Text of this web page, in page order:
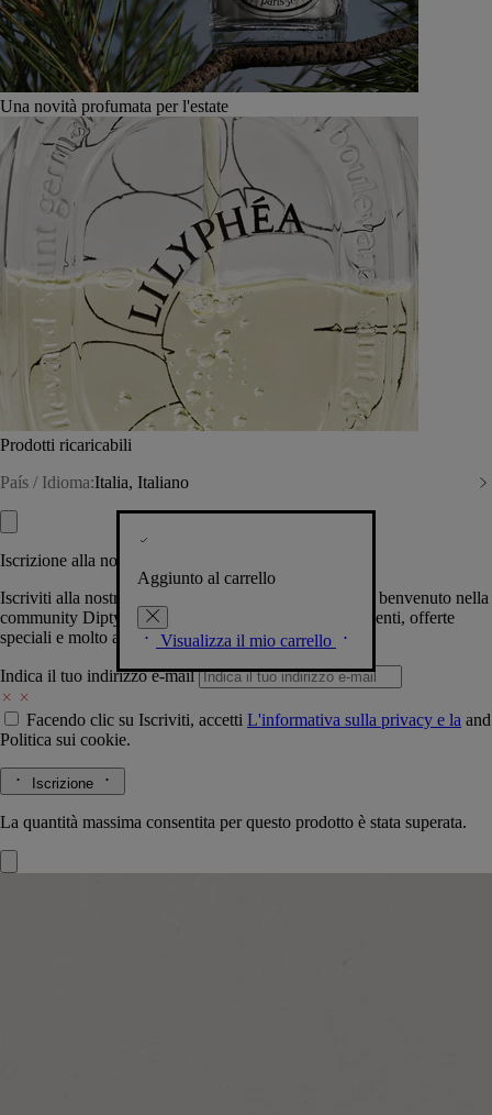
Una novità profumata per l'estate
Prodotti ricaricabili
País / Idioma:Italia, Italiano
Aggiunto al carrello
Visualizza il mio carrello
Iscrizione alla nostra Newsletter
Iscriviti alla nostra newsletter per permetterci di darti il benvenuto nella
community Diptyque e tenerti al corrente su novità, eventi, offerte
speciali e molto altro.
Indica il tuo indirizzo e-mail
Facendo clic su Iscriviti, accetti L'informativa sulla privacy e la and
Politica sui cookie.
Iscrizione
La quantità massima consentita per questo prodotto è stata superata.